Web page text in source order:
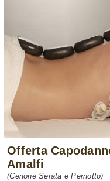
Offerta
Amalfi
(Cenone Serata e Pernotto)